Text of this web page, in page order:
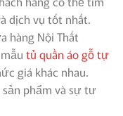
dịch vụ tốt nhất.
hàng Nội Thất
tủ quần áo gỗ tự
giá khác nhau.
phẩm và sự tư